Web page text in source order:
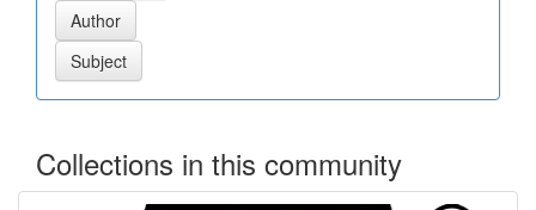
Collections in this community